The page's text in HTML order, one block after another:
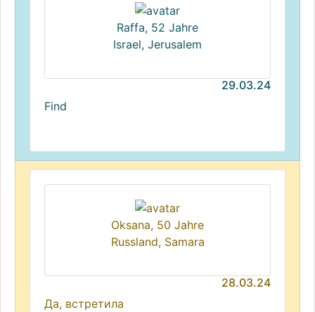
Raffa, 52 Jahre
Israel, Jerusalem
29.03.24
Find
Oksana, 50 Jahre
Russland, Samara
28.03.24
Да, встретила